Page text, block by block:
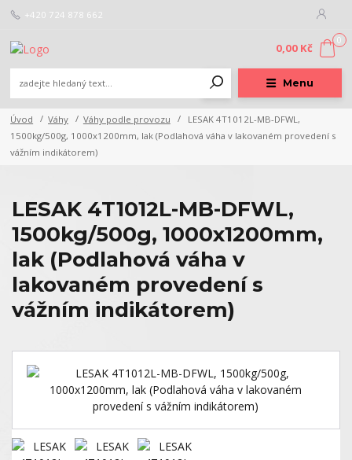
Menu
+420 724 878 662
0
0,00 Kč
Úvod Váhy Váhy podle provozu
LESAK 4T1012L-MB-DFWL,
1500kg/500g, 1000x1200mm, lak (Podlahová váha v lakovaném provedení s
vážním indikátorem)
LESAK 4T1012L-MB-DFWL,
1500kg/500g, 1000x1200mm,
lak (Podlahová váha v
lakovaném provedení s
vážním indikátorem)